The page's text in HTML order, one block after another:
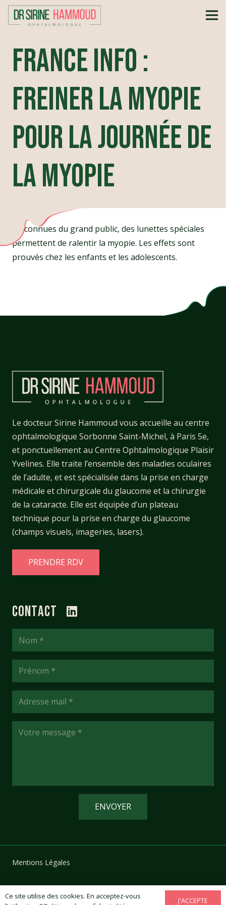
France Info :
Freiner la myopie
pour la journée de
la myopie
Méconnues du grand public, des lunettes spéciales
permettent de ralentir la myopie. Les effets sont
prouvés chez les enfants et les adolescents.
Le docteur Sirine Hammoud vous accueille au centre
ophtalmologique Sorbonne Saint-Michel, à Paris 5e,
et ponctuellement au Centre Ophtalmologique Plaisir
Yvelines. Elle traite l’ensemble des maladies oculaires
de l’adulte, et est spécialisée dans la prise en charge
médicale et chirurgicale du glaucome et la chirurgie
de la cataracte. Elle est équipée d’un plateau
technique pour la prise en charge du glaucome
(champs visuels, imageries, lasers).
PRENDRE RDV
Contact
ENVOYER
Mentions Légales
Politique de confidentialité
Ce site utilise des cookies. En acceptez-vous
J'ACCEPTE